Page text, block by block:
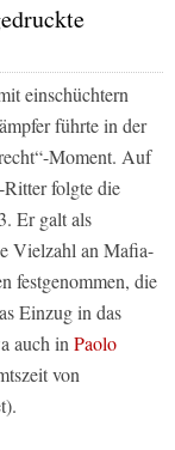
einschüchtern
führte in der
Moment. Auf
folgte die
Er galt als
Vielzahl an Mafia-
festgenommen, die
Einzug in das
auch in Paolo
von